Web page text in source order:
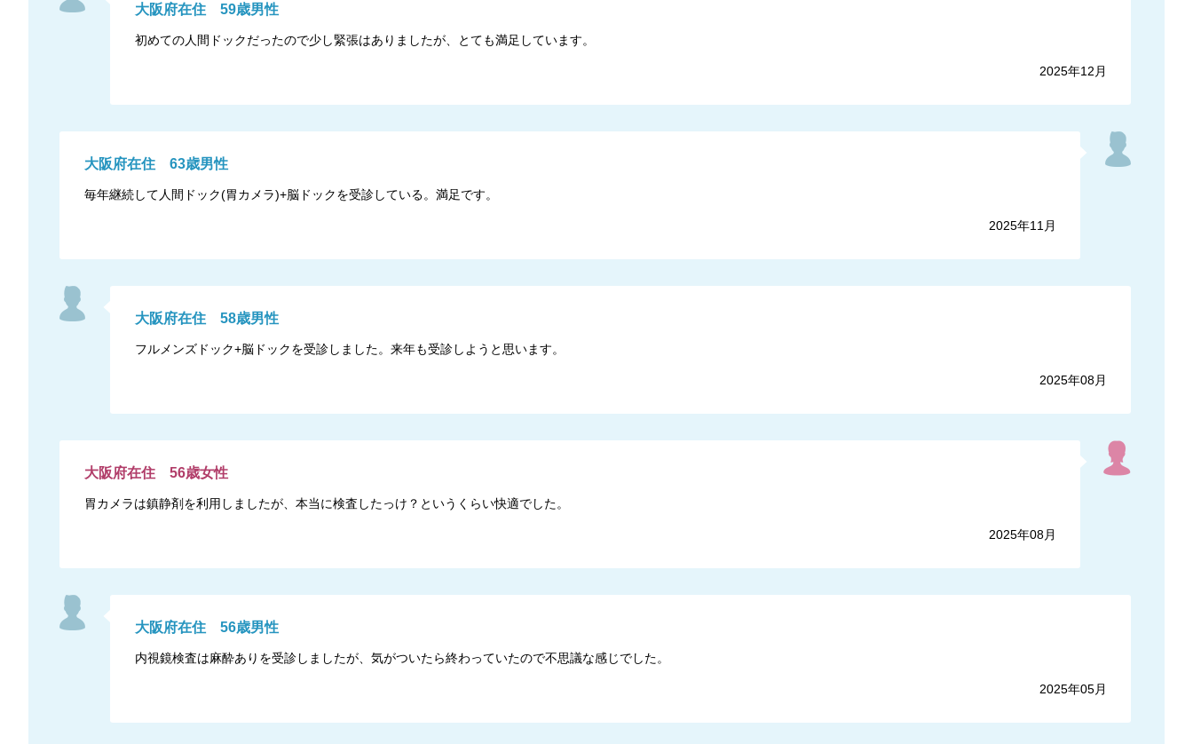
大阪府在住 59歳男性
初めての人間ドックだったので少し緊張はありましたが、とても満足しています。
2025年12月
大阪府在住 63歳男性
毎年継続して人間ドック(胃カメラ)+脳ドックを受診している。満足です。
2025年11月
大阪府在住 58歳男性
フルメンズドック+脳ドックを受診しました。来年も受診しようと思います。
2025年08月
大阪府在住 56歳女性
胃カメラは鎮静剤を利用しましたが、本当に検査したっけ？というくらい快適でした。
2025年08月
大阪府在住 56歳男性
内視鏡検査は麻酔ありを受診しましたが、気がついたら終わっていたので不思議な感じでした。
2025年05月